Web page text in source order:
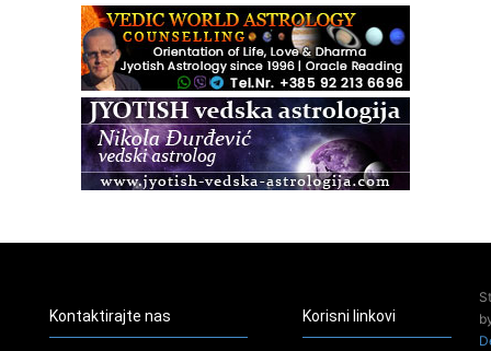
Zagreb+Online
Osnovni ThetaHealing® tečaj, Zagreb i Online
Zagreb
Osnovna radionica za izscjeljivanje pranom (Basic Pranic
Healing course)
Access BARS®, otpusti stres
Pjesma srca / Zagreb
Kontaktirajte nas Korisni linkovi